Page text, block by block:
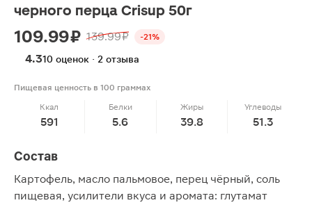
черного перца Crisup 50г
109.99 ₽ 139.99 ₽ -21%
4.310 оценок · 2 отзыва
Пищевая ценность в 100 граммах
Ккал
591
Белки
5.6
Жиры
39.8
Углеводы
51.3
Состав
Картофель, масло пальмовое, перец чёрный, соль
пищевая, усилители вкуса и аромата: глутамат